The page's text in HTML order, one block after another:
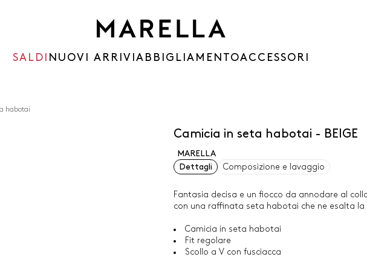
SALDI NUOVI ARRIVI ABBIGLIAMENTOACCESSORI
habotai
Camicia in seta habotai - BEIGE
MARELLA
Dettagli
Composizione e lavaggio
Fantasia decisa e un fiocco da annodare al
con una raffinata seta habotai che ne esalta la
Camicia in seta habotai
Fit regolare
Scollo a V con fusciacca